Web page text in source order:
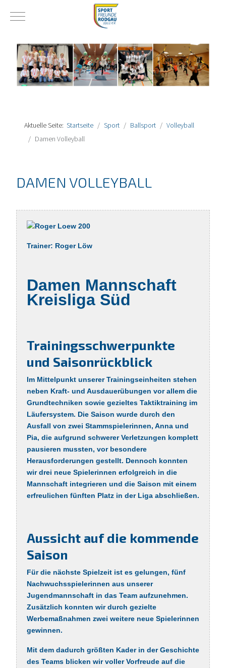
Mobile Menu Toggle
Aktuelle Seite: Startseite Sport Ballsport
Volleyball
Damen Volleyball
DAMEN VOLLEYBALL
Trainer: Roger Löw
Damen Mannschaft
Kreisliga Süd
Trainingsschwerpunkte
und Saisonrückblick
Im Mittelpunkt unserer Trainingseinheiten stehen
neben Kraft- und Ausdauerübungen vor allem die
Grundtechniken sowie gezieltes Taktiktraining im
Läufersystem. Die Saison wurde durch den
Ausfall von zwei Stammspielerinnen, Anna und
Pia, die aufgrund schwerer Verletzungen komplett
pausieren mussten, vor besondere
Herausforderungen gestellt. Dennoch konnten
wir drei neue Spielerinnen erfolgreich in die
Mannschaft integrieren und die Saison mit einem
erfreulichen fünften Platz in der Liga abschließen.
Aussicht auf die kommende
Saison
Für die nächste Spielzeit ist es gelungen, fünf
Nachwuchsspielerinnen aus unserer
Jugendmannschaft in das Team aufzunehmen.
Zusätzlich konnten wir durch gezielte
Werbemaßnahmen zwei weitere neue Spielerinnen
gewinnen.
Mit dem dadurch größten Kader in der Geschichte
des Teams blicken wir voller Vorfreude auf die